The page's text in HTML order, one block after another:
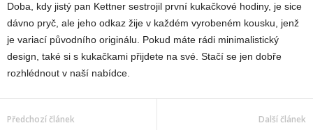
Doba, kdy jistý pan Kettner sestrojil první kukačkové hodiny, je sice
dávno pryč, ale jeho odkaz žije v každém vyrobeném kousku, jenž
je variací původního originálu. Pokud máte rádi minimalistický
design, také si s kukačkami přijdete na své. Stačí se jen dobře
rozhlédnout v naší nabídce.
Předchozí článek Další článek